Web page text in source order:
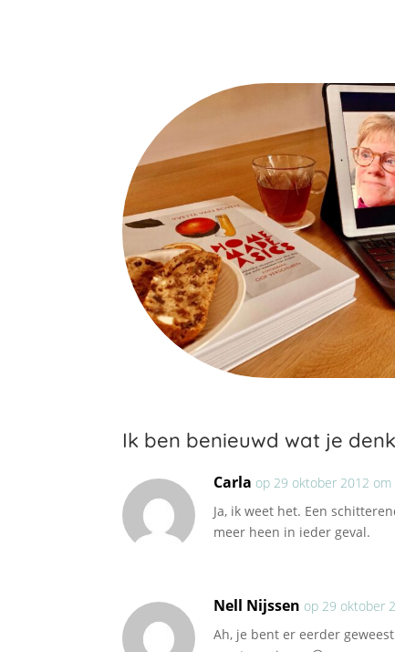
Ik ben benieuwd wat je
Carla op 29 oktober 2012 om
Ja, ik weet het. Een
meer heen in ieder geval.
Nell Nijssen op 29 oktober
Ah, je bent er eerder